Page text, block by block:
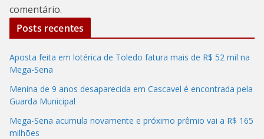
comentário.
Posts recentes
Aposta feita em lotérica de Toledo fatura mais de R$ 52 mil na
Mega-Sena
Menina de 9 anos desaparecida em Cascavel é encontrada pela
Guarda Municipal
Mega-Sena acumula novamente e próximo prêmio vai a R$ 165
milhões